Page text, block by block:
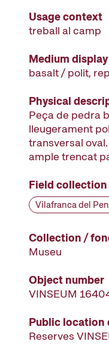
Usage context
treball al camp
Medium display
basalt / polit,
Physical
Peça de pedra
lleugerament
transversal
ample trencat
Field
Vilafranca del
Collection /
Museu
Object number
VINSEUM
Public location
Reserves